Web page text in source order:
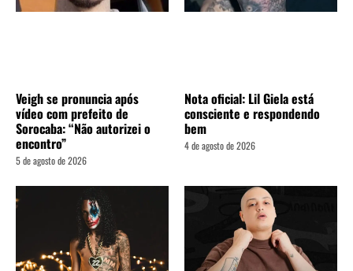
Veigh se pronuncia após
vídeo com prefeito de
Sorocaba: “Não autorizei o
encontro”
5 de agosto de 2026
Nota oficial: Lil Giela está
consciente e respondendo
bem
4 de agosto de 2026